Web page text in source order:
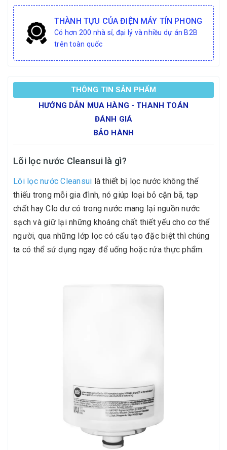
THÀNH TỰU CỦA ĐIỆN MÁY TÍN PHONG
Có hơn 200 nhà sỉ, đại lý và nhiều dự án B2B
trên toàn quốc
THÔNG TIN SẢN PHẨM
HƯỚNG DẪN MUA HÀNG - THANH TOÁN
ĐÁNH GIÁ
BẢO HÀNH
Lõi lọc nước Cleansui là gì?
Lõi lọc nước Cleansui là thiết bị lọc nước không thể
thiếu trong mỗi gia đình, nó giúp loại bỏ cặn bã, tạp
chất hay Clo dư có trong nước mang lại nguồn nước
sạch và giữ lại những khoáng chất thiết yếu cho cơ thể
người, qua những lớp lọc có cấu tạo đặc biệt thì chúng
ta có thể sử dụng ngay để uống hoặc rửa thực phẩm.